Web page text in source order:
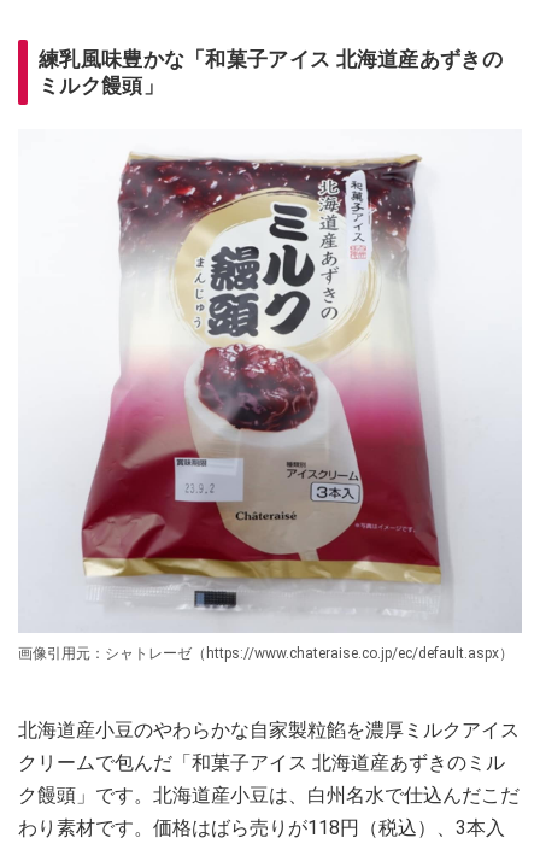
練乳風味豊かな「和菓子アイス 北海道産あずきの
ミルク饅頭」
画像引用元：シャトレーゼ（https://www.chateraise.co.jp/ec/default.aspx）
北海道産小豆のやわらかな自家製粒餡を濃厚ミルクアイス
クリームで包んだ「和菓子アイス 北海道産あずきのミル
ク饅頭」です。北海道産小豆は、白州名水で仕込んだこだ
わり素材です。価格はばら売りが118円（税込）、3本入